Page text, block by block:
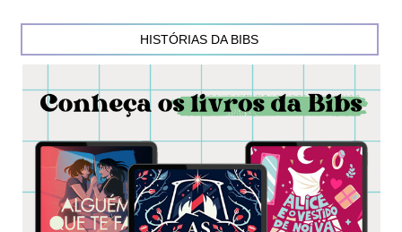
HISTÓRIAS DA BIBS